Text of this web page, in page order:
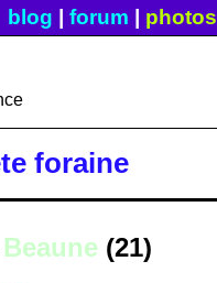
blog forum photos
foraine
Beaune (21)